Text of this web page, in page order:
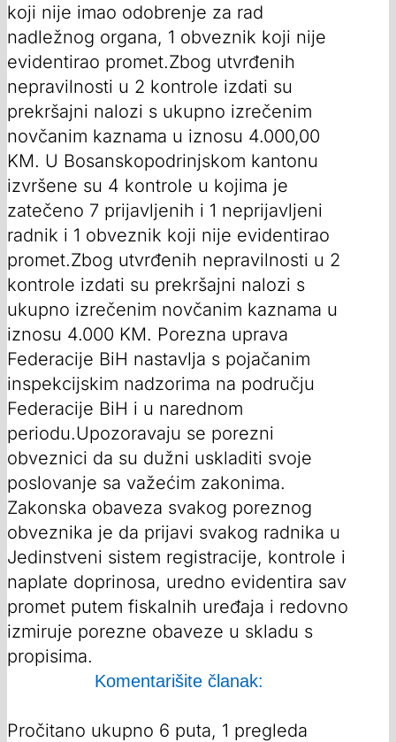
koji nije imao odobrenje za rad
nadležnog organa, 1 obveznik koji nije
evidentirao promet.Zbog utvrđenih
nepravilnosti u 2 kontrole izdati su
prekršajni nalozi s ukupno izrečenim
novčanim kaznama u iznosu 4.000,00
KM. U Bosanskopodrinjskom kantonu
izvršene su 4 kontrole u kojima je
zatečeno 7 prijavljenih i 1 neprijavljeni
radnik i 1 obveznik koji nije evidentirao
promet.Zbog utvrđenih nepravilnosti u 2
kontrole izdati su prekršajni nalozi s
ukupno izrečenim novčanim kaznama u
iznosu 4.000 KM. Porezna uprava
Federacije BiH nastavlja s pojačanim
inspekcijskim nadzorima na području
Federacije BiH i u narednom
periodu.Upozoravaju se porezni
obveznici da su dužni uskladiti svoje
poslovanje sa važećim zakonima.
Zakonska obaveza svakog poreznog
obveznika je da prijavi svakog radnika u
Jedinstveni sistem registracije, kontrole i
naplate doprinosa, uredno evidentira sav
promet putem fiskalnih uređaja i redovno
izmiruje porezne obaveze u skladu s
propisima.
Komentarišite članak:
Pročitano ukupno 6 puta, 1 pregleda